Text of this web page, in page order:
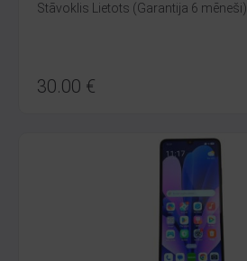
Stāvoklis Lietots (Garantija 6 mēneši)
30.00 €